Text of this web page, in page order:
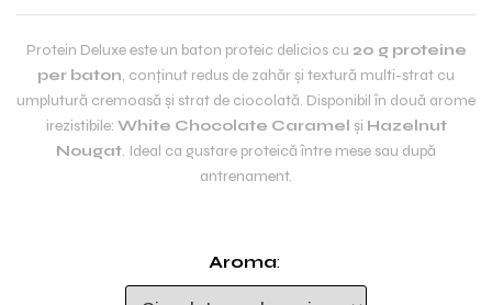
Protein Deluxe este un baton proteic delicios cu 20 g proteine
per baton, conținut redus de zahăr și textură multi-strat cu
umplutură cremoasă și strat de ciocolată. Disponibil în două arome
irezistibile: White Chocolate Caramel și Hazelnut
Nougat. Ideal ca gustare proteică între mese sau după
antrenament.
Aroma: